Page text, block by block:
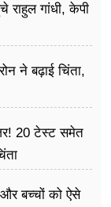
राहुल गांधी, केपी
ने बढ़ाई चिंता,
20 टेस्ट समेत
और बच्चों को ऐसे